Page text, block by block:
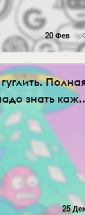
20 Фев
знать
25